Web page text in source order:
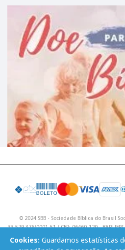
Cookies: Guardamos estatísticas
© 2024 SBB - Sociedade Bíblica do Brasil
33.579.376/0001-51 / CEP: 06460-120 - BARUERI
/ Telefone: (11) 4195 9590 /